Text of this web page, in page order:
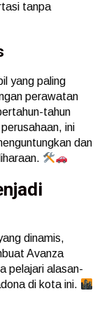
tanpa
yang paling
perawatan
tahun
ini
dan
dinamis,
Avanza
pelajari alasan-
di kota ini.